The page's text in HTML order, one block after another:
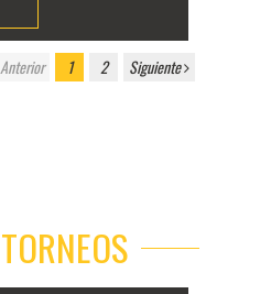
Anterior 1 2 Siguiente
TORNEOS